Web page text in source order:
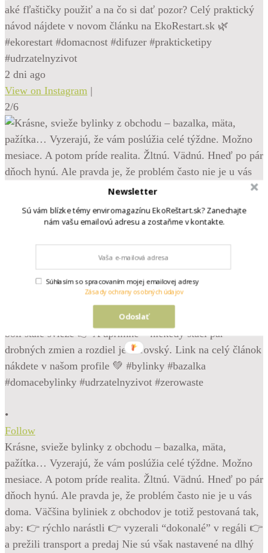
aké fľaštičky použiť a na čo si dať pozor? Celý praktický
návod nájdete v novom článku na EkoRestart.sk 🌿
#ekorestart #domacnost #difuzer #prakticketipy
#udrzatelnyzivot
2 dni ago
View on Instagram |
2/6
•
Follow
Krásne, svieže bylinky z obchodu – bazalka, mäta,
pažítka… Vyzerajú, že vám poslúžia celé týždne. Možno
mesiace. A potom príde realita. Žltnú. Vädnú. Hneď po pár
dňoch hynú. Ale pravda je, že problém často nie je u vás
doma. Väčšina byliniek z obchodov je totiž pestovaná tak,
aby: 👉 rýchlo narástli 👉 vyzerali “dokonalé” v regáli 👉
a prežili transport a predaj Nie sú však nastavené na dlhý
Newsletter
Sú vám blízke témy enviromagazínu EkoReštart.sk? Zanechajte
nám vašu emailovú adresu a zostaňme v kontakte.
Odoslať
Súhlasím so spracovaním mojej emailovej adresy
Zásady ochrany osobných údajov